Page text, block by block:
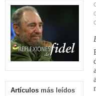
Artículos más leídos